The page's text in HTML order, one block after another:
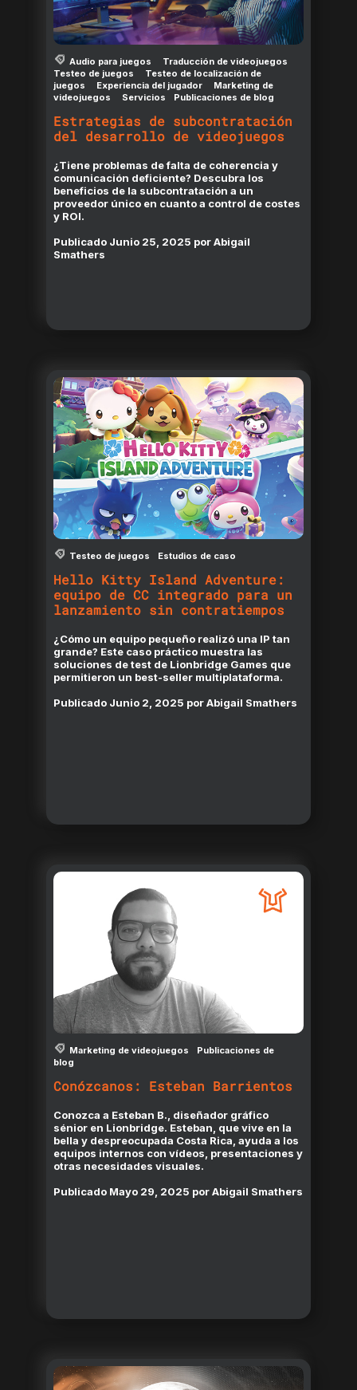
Audio para juegos
Traducción de videojuegos
Testeo de juegos
Testeo de localización de
juegos
Experiencia del jugador
Marketing de
videojuegos
Servicios Publicaciones de blog
Estrategias de subcontratación
del desarrollo de videojuegos
¿Tiene problemas de falta de coherencia y
comunicación deficiente? Descubra los
beneficios de la subcontratación a un
proveedor único en cuanto a control de costes
y ROI.
Publicado Junio 25, 2025 porAbigail
Smathers
Testeo de juegos Estudios de caso
Hello Kitty Island Adventure:
equipo de CC integrado para un
lanzamiento sin contratiempos
¿Cómo un equipo pequeño realizó una IP tan
grande? Este caso práctico muestra las
soluciones de test de Lionbridge Games que
permitieron un best-seller multiplataforma.
Publicado Junio 2, 2025 porAbigail Smathers
Marketing de videojuegos
Publicaciones de
blog
Conózcanos: Esteban Barrientos
Conozca a Esteban B., diseñador gráfico
sénior en Lionbridge. Esteban, que vive en la
bella y despreocupada Costa Rica, ayuda a los
equipos internos con vídeos, presentaciones y
otras necesidades visuales.
Publicado Mayo 29, 2025 porAbigail Smathers